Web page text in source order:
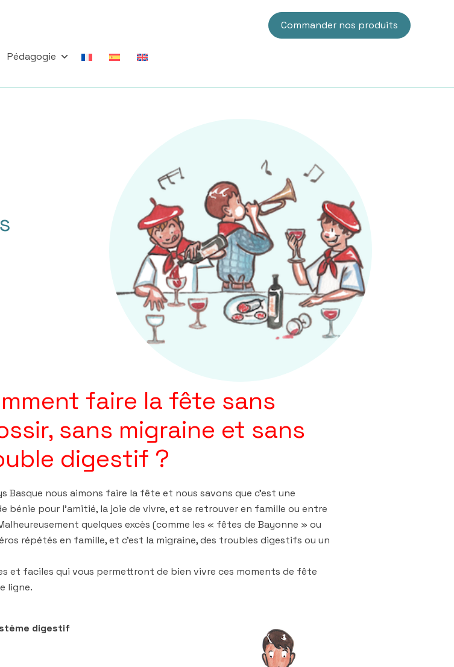
Commander nos produits
Pédagogie
faire la fête sans
sans migraine et sans
digestif ?
Basque nous aimons faire la fête et nous savons que c’est une
bénie pour l’amitié, la joie de vivre, et se retrouver en famille ou entre
quelques excès (comme les « fêtes de Bayonne » ou
répétés en famille, et c’est la migraine, des troubles digestifs ou un
et faciles qui vous permettront de bien vivre ces moments de fête
ligne.
digestif